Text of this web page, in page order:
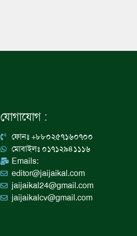
যোগাযোগ :
ফোনঃ +৮৮০২৫৭১৬০৭০০
মোবাইলঃ ০১৭১২৯৪১১১৬
Emails:
editor@jaijaikal.com
jaijaikal24@gmail.com
jaijaikalcv@gmail.com